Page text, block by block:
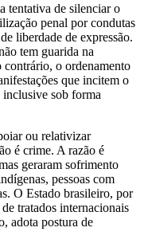
tentativa de silenciar o
penal por condutas
liberdade de expressão.
tem guarida na
o ordenamento
que incitem o
sob forma
ou relativizar
é crime. A razão é
geraram sofrimento
pessoas com
O Estado brasileiro, por
tratados internacionais
adota postura de